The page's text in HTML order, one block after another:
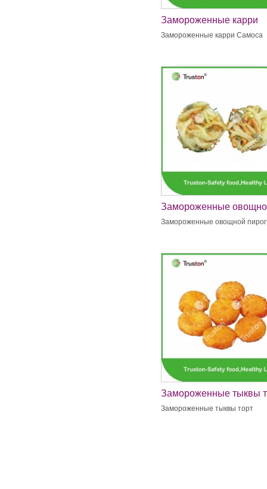
Замороженные карри
Самоса
Замороженные карри Самоса
Замороженные
пирог
Замороженные овощной пирог
Замороженные тыквы
Замороженные тыквы торт